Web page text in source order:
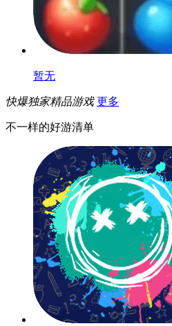
暂无
快爆独家精品游戏 更多
不一样的好游清单